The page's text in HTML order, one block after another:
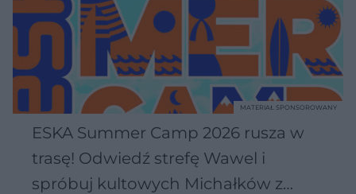
ESKA Summer Camp 2026 rusza w
trasę! Odwiedź strefę Wawel i
spróbuj kultowych Michałków z
MATERIAŁ SPONSOROWANY